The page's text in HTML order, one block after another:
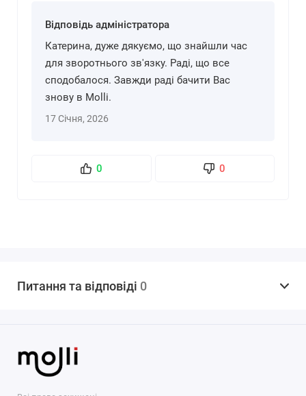
0 0
Відповідь адміністратора
Катерина, дуже дякуємо, що знайшли час
для зворотнього зв'язку. Раді, що все
сподобалося. Завжди раді бачити Вас
знову в Molli.
17 Січня, 2026
Питання та відповіді 0